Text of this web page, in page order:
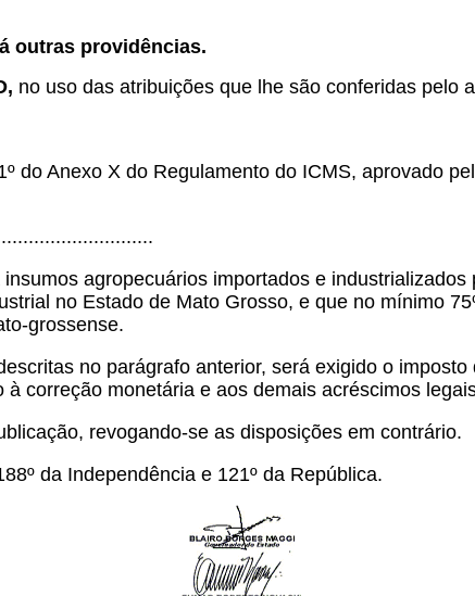
outras providências.
no uso das atribuições que lhe são conferidas pelo
do Anexo X do Regulamento do ICMS, aprovado
agropecuários importados e
no Estado de Mato Grosso, e que no mínimo
grossense.
no parágrafo anterior, será exigido o
correção monetária e aos demais acréscimos
revogando-se as disposições em contrário.
da Independência e 121º da República.